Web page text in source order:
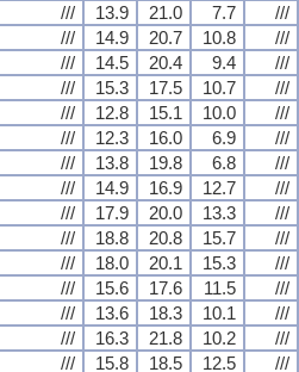
/// 13.9 21.0 7.7
///
/// 14.9 20.7 10.8
///
/// 14.5 20.4 9.4
///
/// 15.3 17.5 10.7
///
/// 12.8 15.1 10.0
///
/// 12.3 16.0 6.9
///
/// 13.8 19.8 6.8
///
/// 14.9 16.9 12.7
///
/// 17.9 20.0 13.3
///
/// 18.8 20.8 15.7
///
/// 18.0 20.1 15.3
///
/// 15.6 17.6 11.5
///
/// 13.6 18.3 10.1
///
/// 16.3 21.8 10.2
///
/// 15.8 18.5 12.5
///
/// 13.9 21.0 7.7
///
/// 14.9 20.7 10.8
///
/// 14.5 20.4 9.4
///
/// 15.3 17.5 10.7
///
/// 12.8 15.1 10.0
///
/// 12.3 16.0 6.9
///
/// 13.8 19.8 6.8
///
/// 14.9 16.9 12.7
///
/// 17.9 20.0 13.3
///
/// 18.8 20.8 15.7
///
/// 18.0 20.1 15.3
///
/// 15.6 17.6 11.5
///
/// 13.6 18.3 10.1
///
/// 16.3 21.8 10.2
///
/// 15.8 18.5 12.5
///
/// 13.9 21.0 7.7
///
/// 14.9 20.7 10.8
///
/// 14.5 20.4 9.4
///
/// 15.3 17.5 10.7
///
/// 12.8 15.1 10.0
///
/// 12.3 16.0 6.9
///
/// 13.8 19.8 6.8
///
/// 14.9 16.9 12.7
///
/// 17.9 20.0 13.3
///
/// 18.8 20.8 15.7
///
/// 18.0 20.1 15.3
///
/// 15.6 17.6 11.5
///
/// 13.6 18.3 10.1
///
/// 16.3 21.8 10.2
///
/// 15.8 18.5 12.5
///
/// 13.9 21.0 7.7
///
/// 14.9 20.7 10.8
///
/// 14.5 20.4 9.4
///
/// 15.3 17.5 10.7
///
/// 12.8 15.1 10.0
///
/// 12.3 16.0 6.9
///
/// 13.8 19.8 6.8
///
/// 14.9 16.9 12.7
///
/// 17.9 20.0 13.3
///
/// 18.8 20.8 15.7
///
/// 18.0 20.1 15.3
///
/// 15.6 17.6 11.5
///
/// 13.6 18.3 10.1
///
/// 16.3 21.8 10.2
///
/// 15.8 18.5 12.5
///